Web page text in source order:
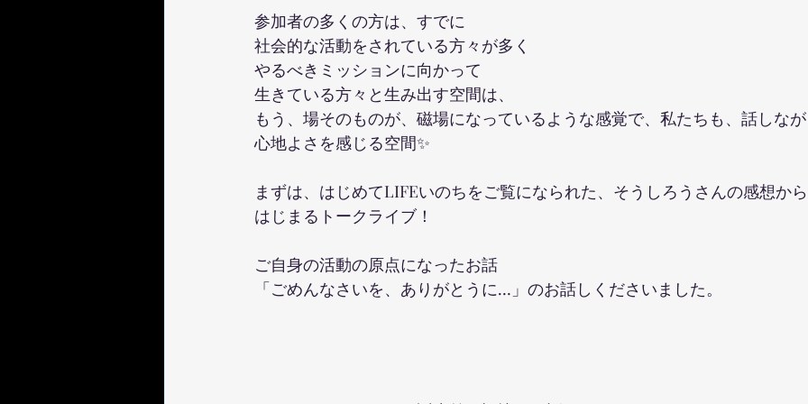
参加者の多くの方は、すでに
社会的な活動をされている方々が多く
やるべきミッションに向かって
生きている方々と生み出す空間は、
もう、場そのものが、磁場になっているような感覚で、私たちも、話しなが
心地よさを感じる空間✨
まずは、はじめてLIFEいのちをご覧になられた、そうしろうさんの感想から
はじまるトークライブ！
ご自身の活動の原点になったお話
「ごめんなさいを、ありがとうに…」のお話しくださいました。